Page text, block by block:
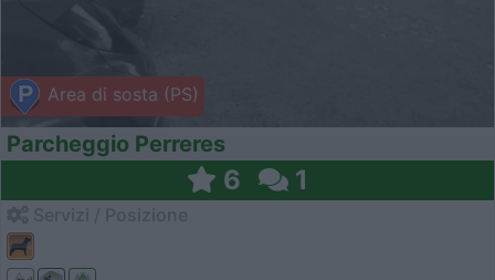
Area di sosta (PS)
Parcheggio Perreres
6 1